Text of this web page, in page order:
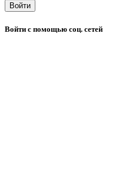
Войти
Войти с помощью соц. сетей